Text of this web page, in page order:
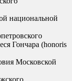
национальной
Гончара (honoris
Московской